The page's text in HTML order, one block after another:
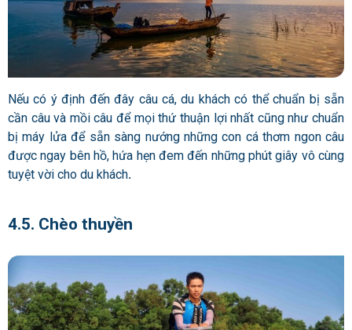
Nếu có ý định đến đây câu cá, du khách có thể chuẩn bị sẵn
cần câu và mồi câu để mọi thứ thuận lợi nhất cũng như chuẩn
bị máy lửa để sẵn sàng nướng những con cá thơm ngon câu
được ngay bên hồ, hứa hẹn đem đến những phút giây vô cùng
tuyệt vời cho du khách.
4.5. Chèo thuyền